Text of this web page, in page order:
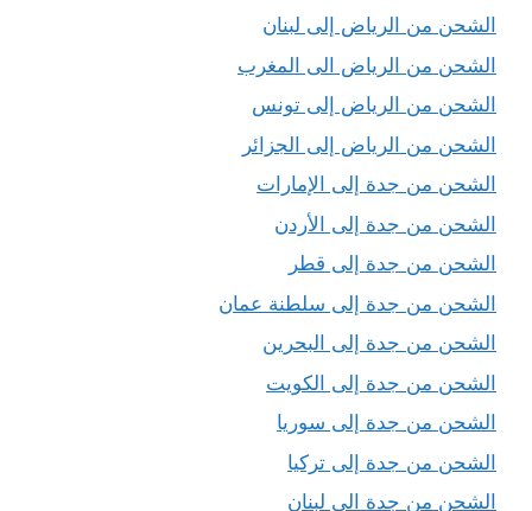
الشحن من الرياض إلى لبنان
الشحن من الرياض الى المغرب
الشحن من الرياض إلى تونس
الشحن من الرياض إلى الجزائر
الشحن من جدة إلى الإمارات
الشحن من جدة إلى الأردن
الشحن من جدة إلى قطر
الشحن من جدة إلى سلطنة عمان
الشحن من جدة إلى البحرين
الشحن من جدة إلى الكويت
الشحن من جدة إلى سوريا
الشحن من جدة إلى تركيا
الشحن من جدة الى لبنان